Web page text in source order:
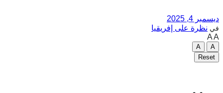
ديسمبر 4, 2025
في نظرة على إفريقيا
AA
A
A
Reset